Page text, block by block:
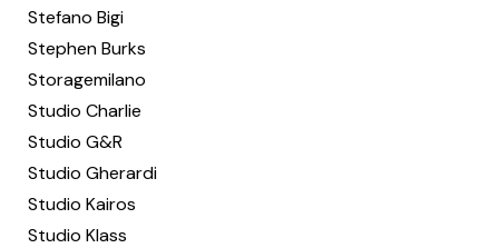
Stefano Bigi
Stephen Burks
Storagemilano
Studio Charlie
Studio G&R
Studio Gherardi
Studio Kairos
Studio Klass